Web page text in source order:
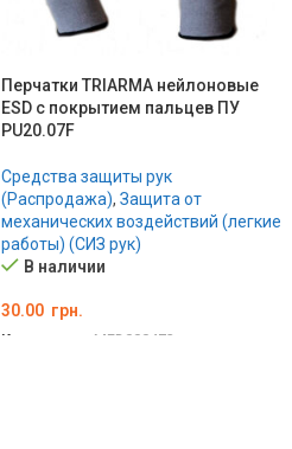
Перчатки TRIARMA нейлоновые
ESD с покрытием пальцев ПУ
PU20.07F
Средства защиты рук
(Распродажа), Защита от
механических воздействий (легкие
работы) (СИЗ рук)
В наличии
30.00 грн.
Код товара: MED000473